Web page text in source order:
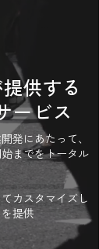
供する
ービス
発にあたって、
までをトータル
カスタマイズし
提供